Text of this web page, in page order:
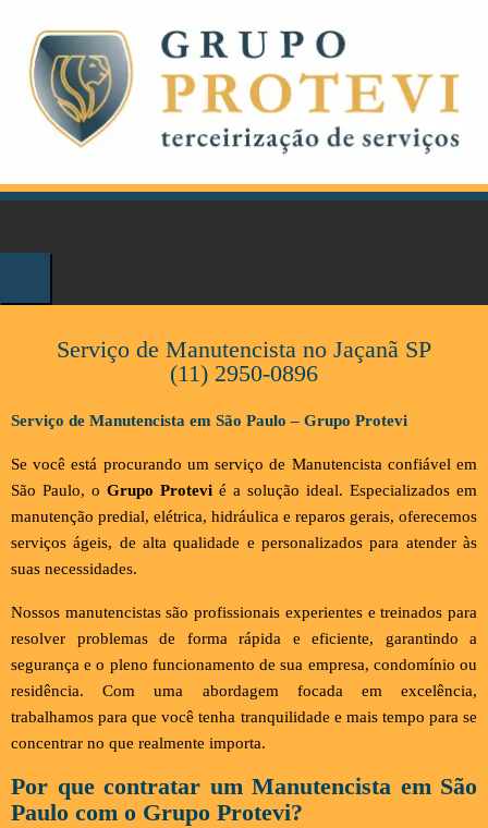
Serviço de Manutencista no Jaçanã SP
(11) 2950-0896
Serviço de Manutencista em São Paulo – Grupo Protevi
Se você está procurando um serviço de Manutencista confiável em
São Paulo, o Grupo Protevi é a solução ideal. Especializados em
manutenção predial, elétrica, hidráulica e reparos gerais, oferecemos
serviços ágeis, de alta qualidade e personalizados para atender às
suas necessidades.
Nossos manutencistas são profissionais experientes e treinados para
resolver problemas de forma rápida e eficiente, garantindo a
segurança e o pleno funcionamento de sua empresa, condomínio ou
residência. Com uma abordagem focada em excelência,
trabalhamos para que você tenha tranquilidade e mais tempo para se
concentrar no que realmente importa.
Por que contratar um Manutencista em São
Paulo com o Grupo Protevi?